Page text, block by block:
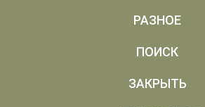
РАЗНОЕ
ПОИСК
ЗАКРЫТЬ